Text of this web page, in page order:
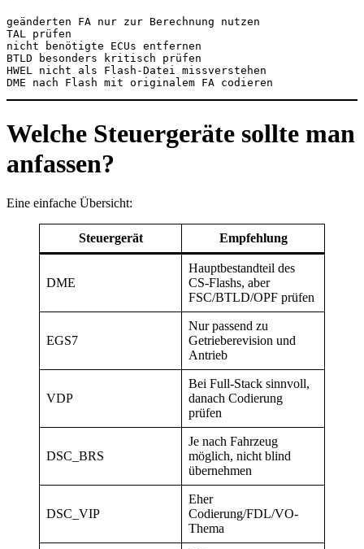
geänderten FA nur zur Berechnung nutzen
TAL prüfen
nicht benötigte ECUs entfernen
BTLD besonders kritisch prüfen
HWEL nicht als Flash-Datei missverstehen
DME nach Flash mit originalem FA codieren
Welche Steuergeräte sollte man
anfassen?
Eine einfache Übersicht:
Steuergerät Empfehlung
DME
Hauptbestandteil des
CS-Flashs, aber
FSC/BTLD/OPF prüfen
EGS7
Nur passend zu
Getrieberevision und
Antrieb
VDP
Bei Full-Stack sinnvoll,
danach Codierung
prüfen
DSC_BRS
Je nach Fahrzeug
möglich, nicht blind
übernehmen
DSC_VIP
Eher
Codierung/FDL/VO-
Thema